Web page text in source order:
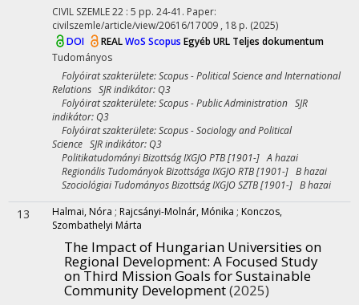
CIVIL SZEMLE22 : 5 pp. 24-41. Paper:
civilszemle/article/view/20616/17009 , 18 p. (2025)
DOI
REALWoS Scopus Egyéb URL Teljes dokumentum
Tudományos
Folyóirat szakterülete: Scopus - Political Science and International
Relations SJR indikátor: Q3
Folyóirat szakterülete: Scopus - Public Administration SJR
indikátor: Q3
Folyóirat szakterülete: Scopus - Sociology and Political
Science SJR indikátor: Q3
Politikatudományi Bizottság IXGJO PTB [1901-] A hazai
Regionális Tudományok Bizottsága IXGJO RTB [1901-] B hazai
Szociológiai Tudományos Bizottság IXGJO SZTB [1901-] B hazai
13 Halmai, Nóra ; Rajcsányi-Molnár, Mónika ; Konczos,
Szombathelyi Márta
The Impact of Hungarian Universities on
Regional Development: A Focused Study
on Third Mission Goals for Sustainable
Community Development(2025)